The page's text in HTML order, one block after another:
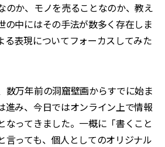
のか、モノを売ることなのか、教え
の中にはその手法が数多く存在しま
る表現についてフォーカスしてみた
数万年前の洞窟壁画からすでに始ま
進み、今日ではオンライン上で情報
なってきました。一概に「書くこと
言っても、個人としてのオリジナル